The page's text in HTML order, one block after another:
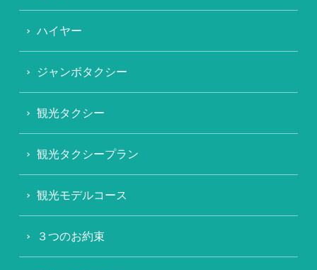
ハイヤー
ジャンボタクシー
観光タクシー
観光タクシープラン
観光モデルコース
３つのお約束